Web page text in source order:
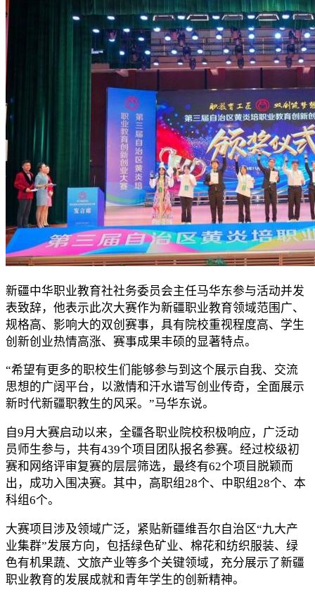
新疆中华职业教育社社务委员会主任马华东参与活动并发
表致辞，他表示此次大赛作为新疆职业教育领域范围广、
规格高、影响大的双创赛事，具有院校重视程度高、学生
创新创业热情高涨、赛事成果丰硕的显著特点。
“希望有更多的职校生们能够参与到这个展示自我、交流
思想的广阔平台，以激情和汗水谱写创业传奇，全面展示
新时代新疆职教生的风采。”马华东说。
自9月大赛启动以来，全疆各职业院校积极响应，广泛动
员师生参与，共有439个项目团队报名参赛。经过校级初
赛和网络评审复赛的层层筛选，最终有62个项目脱颖而
出，成功入围决赛。其中，高职组28个、中职组28个、本
科组6个。
大赛项目涉及领域广泛，紧贴新疆维吾尔自治区“九大产
业集群”发展方向，包括绿色矿业、棉花和纺织服装、绿
色有机果蔬、文旅产业等多个关键领域，充分展示了新疆
职业教育的发展成就和青年学生的创新精神。